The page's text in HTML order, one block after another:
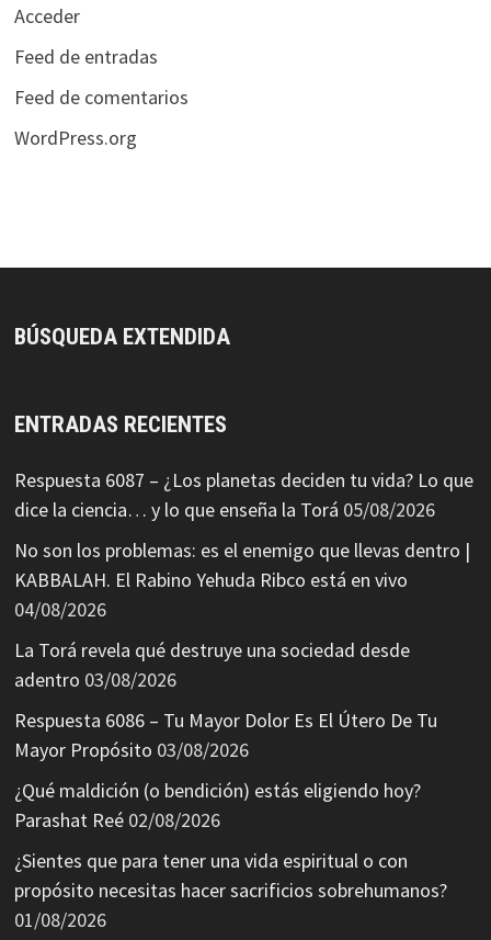
Acceder
Feed de entradas
Feed de comentarios
WordPress.org
BÚSQUEDA EXTENDIDA
ENTRADAS RECIENTES
Respuesta 6087 – ¿Los planetas deciden tu vida? Lo que
dice la ciencia… y lo que enseña la Torá 05/08/2026
No son los problemas: es el enemigo que llevas dentro |
KABBALAH. El Rabino Yehuda Ribco está en vivo
04/08/2026
La Torá revela qué destruye una sociedad desde
adentro 03/08/2026
Respuesta 6086 – Tu Mayor Dolor Es El Útero De Tu
Mayor Propósito 03/08/2026
¿Qué maldición (o bendición) estás eligiendo hoy?
Parashat Reé 02/08/2026
¿Sientes que para tener una vida espiritual o con
propósito necesitas hacer sacrificios sobrehumanos?
01/08/2026